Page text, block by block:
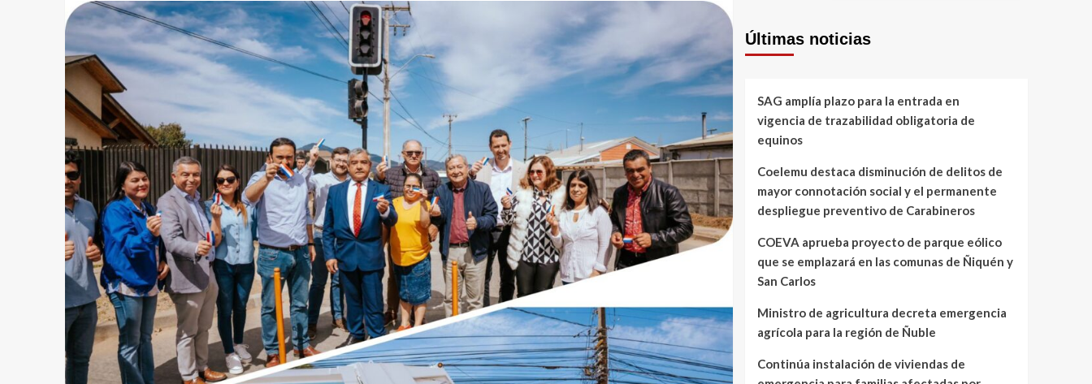
Últimas noticias
SAG amplía plazo para la entrada en
vigencia de trazabilidad obligatoria de
equinos
Coelemu destaca disminución de delitos de
mayor connotación social y el permanente
despliegue preventivo de Carabineros
COEVA aprueba proyecto de parque eólico
que se emplazará en las comunas de Ñiquén y
San Carlos
Ministro de agricultura decreta emergencia
agrícola para la región de Ñuble
Continúa instalación de viviendas de